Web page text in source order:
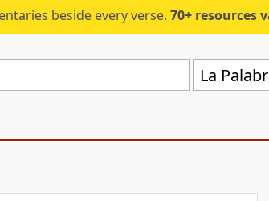
beside every verse. 70+ resources valued
La